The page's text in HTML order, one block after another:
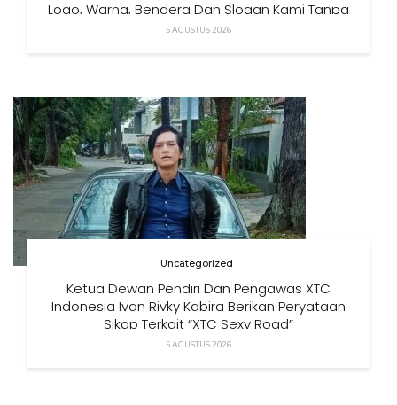
Logo, Warna, Bendera Dan Slogan Kami Tanpa
Izin”
5 AGUSTUS 2026
Uncategorized
Ketua Dewan Pendiri Dan Pengawas XTC
Indonesia Ivan Rivky Kabira Berikan Peryataan
Sikap Terkait “XTC Sexy Road”
5 AGUSTUS 2026